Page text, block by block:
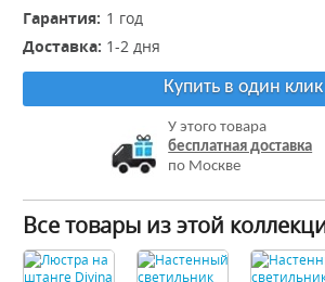
Гарантия: 1 год
Доставка: 1-2 дня
Купить в один клик
У этого товара
бесплатная доставка
по Москве
Все товары из этой